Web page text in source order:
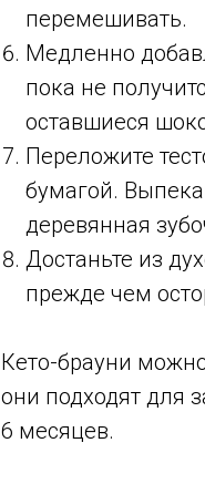
перемешивать.
Медленно
пока не
оставшиеся
Переложите
бумагой.
деревянная
Достаньте из
прежде чем
Кето-брауни
они подходят для
6 месяцев.